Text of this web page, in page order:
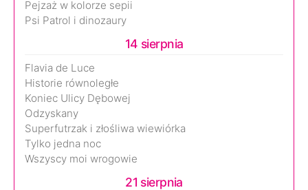
Pejzaż w kolorze sepii
Psi Patrol i dinozaury
14 sierpnia
Flavia de Luce
Historie równoległe
Koniec Ulicy Dębowej
Odzyskany
Superfutrzak i złośliwa wiewiórka
Tylko jedna noc
Wszyscy moi wrogowie
21 sierpnia